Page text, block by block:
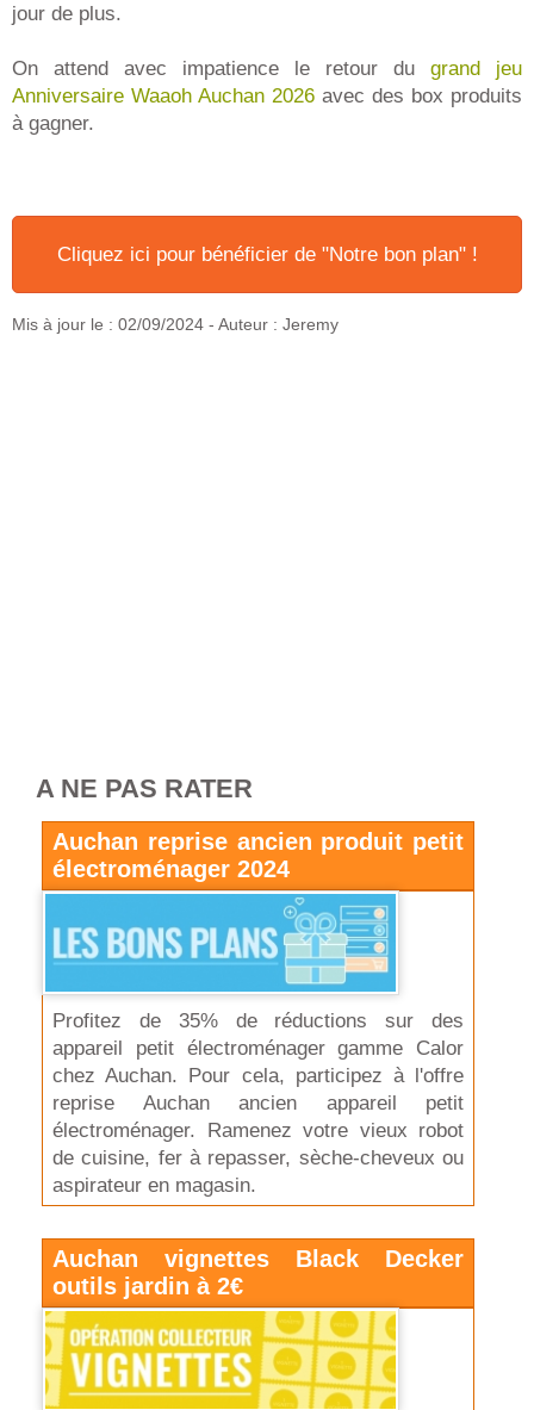
jour de plus.
On attend avec impatience le retour du grand jeu
Anniversaire Waaoh Auchan 2026 avec des box produits
à gagner.
Cliquez ici pour bénéficier de "Notre bon plan" !
Mis à jour le : 02/09/2024 - Auteur : Jeremy
A NE PAS RATER
Auchan reprise ancien produit petit
électroménager 2024
Profitez de 35% de réductions sur des
appareil petit électroménager gamme Calor
chez Auchan. Pour cela, participez à l'offre
reprise Auchan ancien appareil petit
électroménager. Ramenez votre vieux robot
de cuisine, fer à repasser, sèche-cheveux ou
aspirateur en magasin.
Auchan vignettes Black Decker
outils jardin à 2€